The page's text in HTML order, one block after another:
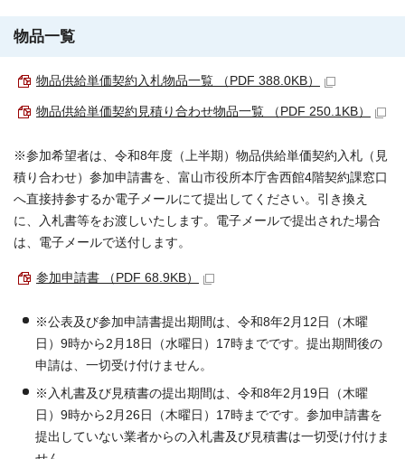
物品一覧
物品供給単価契約入札物品一覧 （PDF 388.0KB）
物品供給単価契約見積り合わせ物品一覧 （PDF 250.1KB）
※参加希望者は、令和8年度（上半期）物品供給単価契約入札（見
積り合わせ）参加申請書を、富山市役所本庁舎西館4階契約課窓口
へ直接持参するか電子メールにて提出してください。引き換え
に、入札書等をお渡しいたします。電子メールで提出された場合
は、電子メールで送付します。
参加申請書 （PDF 68.9KB）
※公表及び参加申請書提出期間は、令和8年2月12日（木曜
日）9時から2月18日（水曜日）17時までです。提出期間後の
申請は、一切受け付けません。
※入札書及び見積書の提出期間は、令和8年2月19日（木曜
日）9時から2月26日（木曜日）17時までです。参加申請書を
提出していない業者からの入札書及び見積書は一切受け付けま